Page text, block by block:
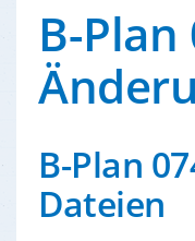
B-Plan
B-Plan
Dateien